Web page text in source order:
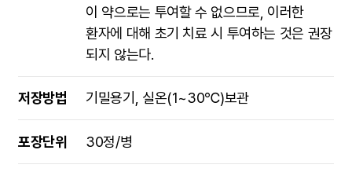
이 약으로는 투여할 수 없으므로, 이러한
환자에 대해 초기 치료 시 투여하는 것은 권장
되지 않는다.
저장방법 기밀용기, 실온(1~30℃)보관
포장단위 30정/병